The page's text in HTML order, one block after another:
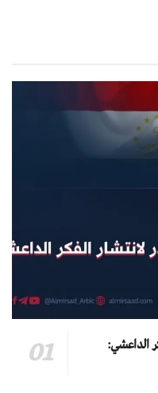
الداعشي: